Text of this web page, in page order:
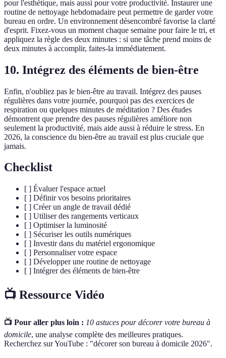
pour l'esthétique, mais aussi pour votre productivité. Instaurer une
routine de nettoyage hebdomadaire peut permettre de garder votre
bureau en ordre. Un environnement désencombré favorise la clarté
d'esprit. Fixez-vous un moment chaque semaine pour faire le tri, et
appliquez la règle des deux minutes : si une tâche prend moins de
deux minutes à accomplir, faites-la immédiatement.
10. Intégrez des éléments de bien-être
Enfin, n'oubliez pas le bien-être au travail. Intégrez des pauses
régulières dans votre journée, pourquoi pas des exercices de
respiration ou quelques minutes de méditation ? Des études
démontrent que prendre des pauses régulières améliore non
seulement la productivité, mais aide aussi à réduire le stress. En
2026, la conscience du bien-être au travail est plus cruciale que
jamais.
Checklist
[ ] Évaluer l'espace actuel
[ ] Définir vos besoins prioritaires
[ ] Créer un angle de travail dédié
[ ] Utiliser des rangements verticaux
[ ] Optimiser la luminosité
[ ] Sécuriser les outils numériques
[ ] Investir dans du matériel ergonomique
[ ] Personnaliser votre espace
[ ] Développer une routine de nettoyage
[ ] Intégrer des éléments de bien-être
📺 Ressource Vidéo
📺 Pour aller plus loin : 10 astuces pour décorer votre bureau à
domicile, une analyse complète des meilleures pratiques.
Recherchez sur YouTube : "décorer son bureau à domicile 2026".